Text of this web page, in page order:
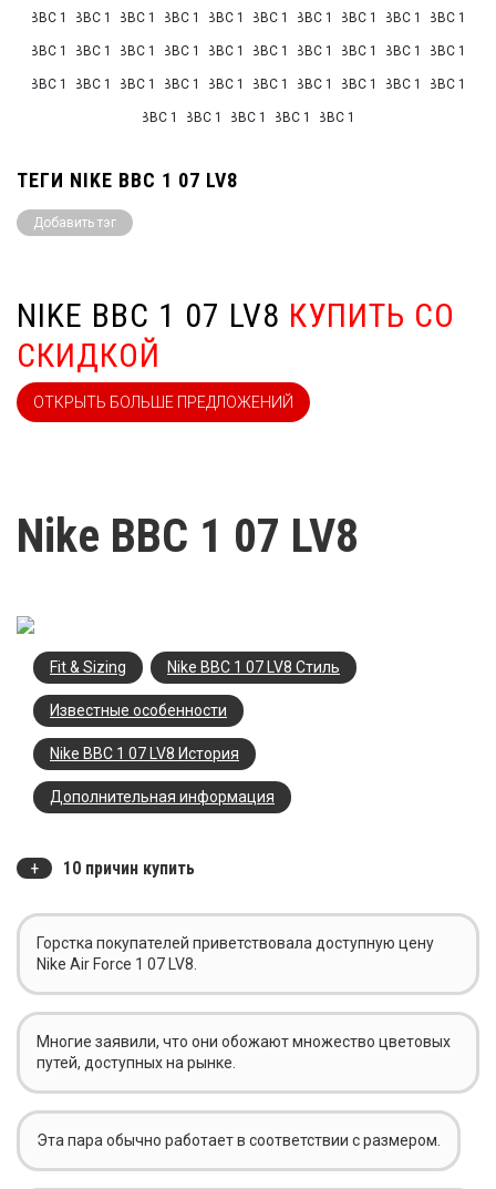
NIKE ВВС 1 07 LV8 КУПИТЬ СО
СКИДКОЙ
ОТКРЫТЬ БОЛЬШЕ ПРЕДЛОЖЕНИЙ
Nike ВВС 1 07 LV8
Fit & Sizing Nike ВВС 1 07 LV8 Стиль
Известные особенности
Nike ВВС 1 07 LV8 История
Дополнительная информация
10 причин купить
Горстка покупателей приветствовала доступную цену
Nike Air Force 1 07 LV8.
Многие заявили, что они обожают множество цветовых
путей, доступных на рынке.
Эта пара обычно работает в соответствии с размером.
ТЕГИ NIKE ВВС 1 07 LV8
Добавить тэг